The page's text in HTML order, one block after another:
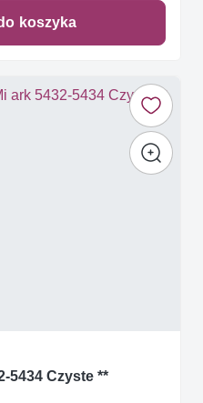
koszyka
5434 Czyste **